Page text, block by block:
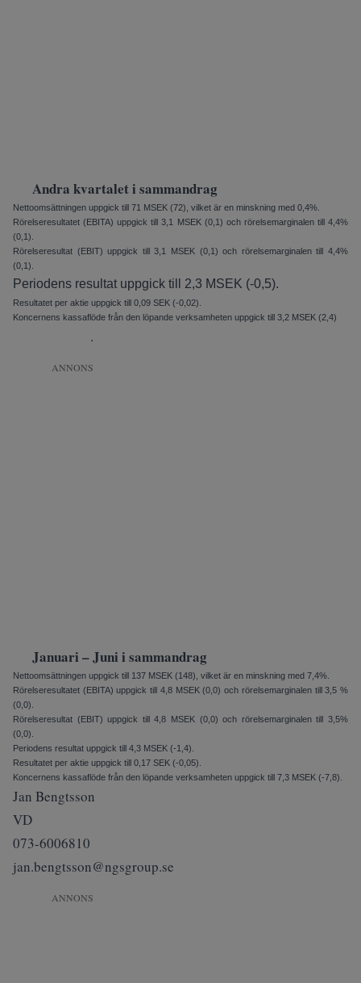
Andra kvartalet i sammandrag
Nettoomsättningen uppgick till 71 MSEK (72), vilket är en minskning med 0,4%.
Rörelseresultatet (EBITA) upp­gick till 3,1 MSEK (0,1) och rörelse­marginalen till 4,4%
(0,1).
Rörelseresultat (EBIT) uppgick till 3,1 MSEK (0,1) och rörelsemarginalen till 4,4%
(0,1).
Periodens resultat uppgick till 2,3 MSEK (-0,5).
Resultatet per aktie uppgick till 0,09 SEK (-0,02).
Koncernens kassaflöde från den löpande verksamheten uppgick till 3,2 MSEK (2,4)
.
ANNONS
Januari – Juni i sammandrag
Nettoomsättningen uppgick till 137 MSEK (148), vilket är en minskning med 7,4%.
Rörelseresultatet (EBITA) upp­gick till 4,8 MSEK (0,0) och rörelse­marginalen till 3,5 %
(0,0).
Rörelseresultat (EBIT) uppgick till 4,8 MSEK (0,0) och rörelsemarginalen till 3,5%
(0,0).
Periodens resultat uppgick till 4,3 MSEK (-1,4).
Resultatet per aktie uppgick till 0,17 SEK (-0,05).
Koncernens kassaflöde från den löpande verksamheten uppgick till 7,3 MSEK (-7,8).
Jan Bengtsson
VD
073-6006810
jan.bengtsson@ngsgroup.se
ANNONS